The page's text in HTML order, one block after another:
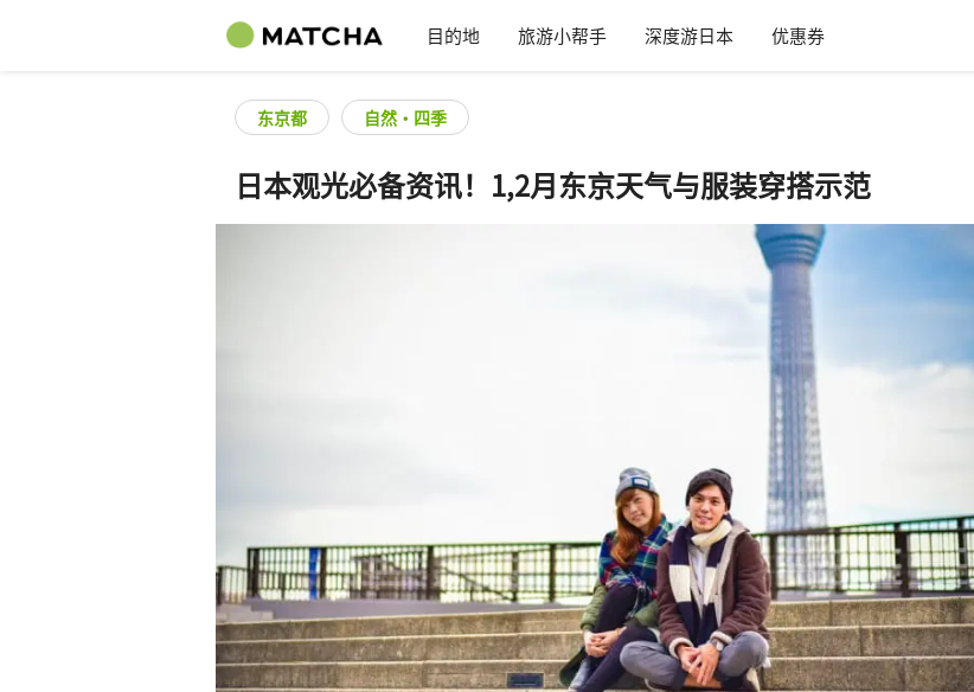
目的地 旅游小帮手 深度游日本 优惠券
东京都 自然・四季
日本观光必备资讯！1,2月东京天气与服装穿搭示范